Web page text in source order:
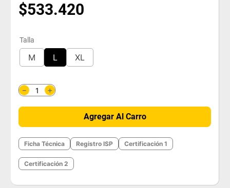
$533.420
Talla
M L XL
＋
－
Agregar Al Carro
Ficha Técnica Registro ISP Certificación 1
Certificación 2